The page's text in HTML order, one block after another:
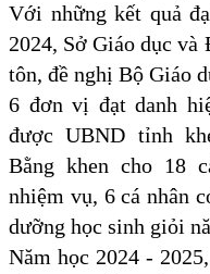
Với những kết quả
2024, Sở Giáo dục và
tôn, đề nghị Bộ Giáo
6 đơn vị đạt danh
được UBND tỉnh
Bằng khen cho 18
nhiệm vụ, 6 cá nhân
dưỡng học sinh giỏi
Năm học 2024 -